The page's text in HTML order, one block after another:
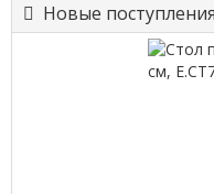
Новые поступления